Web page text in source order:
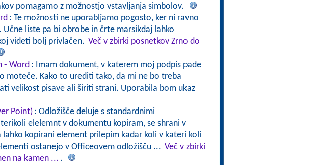
pomagamo z možnostjo vstavljanja simbolov.
: Te možnosti ne uporabljamo pogosto, ker ni ravno
liste pa bi obrobe in črte marsikdaj lahko
videti bolj privlačen. Več v zbirki posnetkov Zrno do
- Word : Imam dokument, v katerem moj podpis pade
moteče. Kako to urediti tako, da mi ne bo treba
velikost pisave ali širiti strani. Uporabila bom ukaz
Point) : Odložišče deluje s standardnimi
elelemnt v dokumentu kopiram, se shrani v
kopirani element prilepim kadar koli v kateri koli
ostanejo v Officeovem odložišču ... Več v zbirki
na kamen ... .